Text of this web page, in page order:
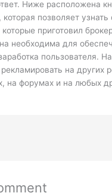
Ниже расположена
позволяет узнать
приготовил
необходима для
пользователя.
на других
на форумах и на любых